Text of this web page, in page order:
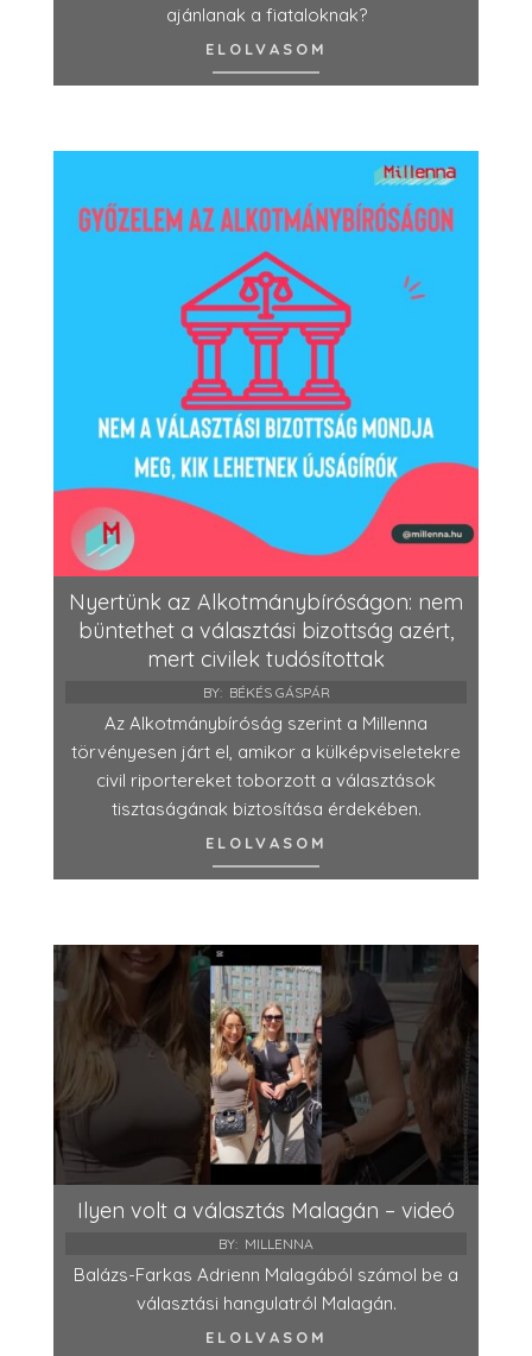
ajánlanak a fiataloknak?
ELOLVASOM
Nyertünk az Alkotmánybíróságon: nem
büntethet a választási bizottság azért,
mert civilek tudósítottak
BY: BÉKÉS GÁSPÁR
Az Alkotmánybíróság szerint a Millenna
törvényesen járt el, amikor a külképviseletekre
civil riportereket toborzott a választások
tisztaságának biztosítása érdekében.
ELOLVASOM
Ilyen volt a választás Malagán – videó
BY: MILLENNA
Balázs-Farkas Adrienn Malagából számol be a
választási hangulatról Malagán.
ELOLVASOM